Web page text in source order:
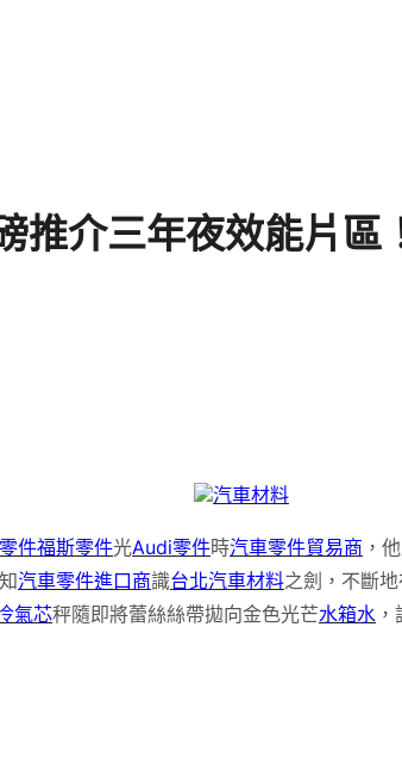
推介三年夜效能片
汽車材料
件福斯零件光Audi零件時汽車零件貿易商 ，
汽車零件進口商識台北汽車材料之劍，不斷地
氣芯秤隨即將蕾絲絲帶拋向金色光芒水箱水